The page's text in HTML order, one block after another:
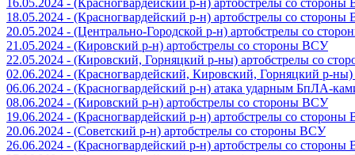
18.05.2024 - (Красногвардейский р-н) артобстрелы со
20.05.2024 - (Центрально-Городской р-н) артобстрелы со
21.05.2024 - (Кировский р-н) артобстрелы со стороны ВСУ
22.05.2024 - (Кировский, Горняцкий р-ны) артобстрелы со
02.06.2024 - (Красногвардейский, Кировский, Горняцкий р-
06.06.2024 - (Красногвардейский р-н) атака ударным БпЛА-
08.06.2024 - (Кировский р-н) артобстрелы со стороны ВСУ
19.06.2024 - (Красногвардейский р-н) артобстрелы со
20.06.2024 - (Советский р-н) артобстрелы со стороны ВСУ
26.06.2024 - (Красногвардейский р-н) артобстрелы со